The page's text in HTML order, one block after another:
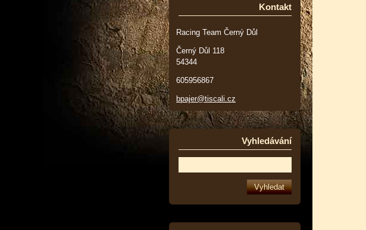
Kontakt
Racing Team Černý Důl
Černý Důl 118
54344
605956867
bpajer@tiscali.cz
Vyhledávání